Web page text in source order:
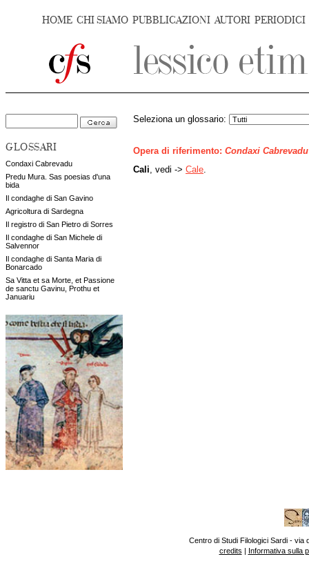
HOME CHI SIAMO PUBBLICAZIONI AUTORI PERIODICI
GLOSSARI
Condaxi Cabrevadu
Predu Mura. Sas poesias d'una
bida
Il condaghe di San Gavino
Agricoltura di Sardegna
Il registro di San Pietro di Sorres
Il condaghe di San Michele di
Salvennor
Il condaghe di Santa Maria di
Bonarcado
Sa Vitta et sa Morte, et Passione
de sanctu Gavinu, Prothu et
Januariu
Seleziona un glossario:
Opera di riferimento: Condaxi Cabrevadu
Cali , vedi -> Cale
Centro di Studi Filologici Sardi - via
credits | Informativa sulla